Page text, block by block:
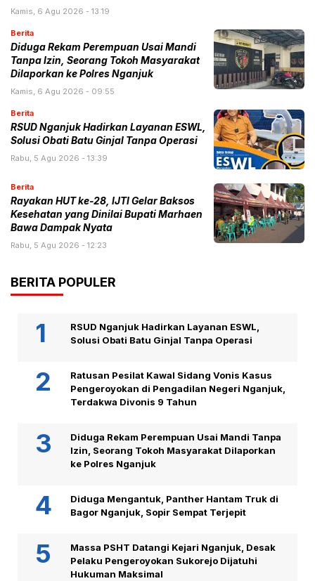
Kamis, 6 Agu 2026 - 13:19
Berita
Diduga Rekam Perempuan Usai Mandi
Tanpa Izin, Seorang Tokoh Masyarakat
Dilaporkan ke Polres Nganjuk
Kamis, 6 Agu 2026 - 09:55
Berita
RSUD Nganjuk Hadirkan Layanan ESWL,
Solusi Obati Batu Ginjal Tanpa Operasi
Rabu, 5 Agu 2026 - 13:39
Berita
Rayakan HUT ke-28, IJTI Gelar Baksos
Kesehatan yang Dinilai Bupati Marhaen
Bawa Dampak Nyata
Rabu, 5 Agu 2026 - 12:23
BERITA POPULER
RSUD Nganjuk Hadirkan Layanan ESWL,
Solusi Obati Batu Ginjal Tanpa Operasi
Ratusan Pesilat Kawal Sidang Vonis Kasus
Pengeroyokan di Pengadilan Negeri Nganjuk,
Terdakwa Divonis 9 Tahun
Diduga Rekam Perempuan Usai Mandi Tanpa
Izin, Seorang Tokoh Masyarakat Dilaporkan
ke Polres Nganjuk
Diduga Mengantuk, Panther Hantam Truk di
Bagor Nganjuk, Sopir Sempat Terjepit
Massa PSHT Datangi Kejari Nganjuk, Desak
Pelaku Pengeroyokan Sukorejo Dijatuhi
Hukuman Maksimal